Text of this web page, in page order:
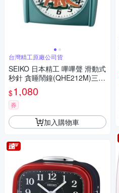
台灣精工原廠公司貨
SEIKO 日本精工 嗶嗶聲 滑動式
秒針 貪睡鬧鐘(QHE212M)三角
龍/8.5X9cm
$1,080
券
加入購物車